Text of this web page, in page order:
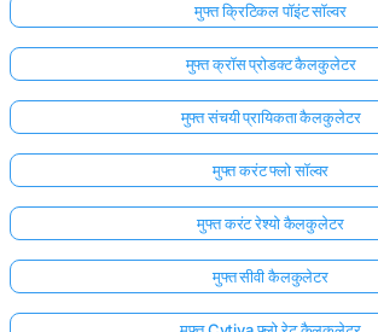
मुफ्त क्रिटिकल पॉइंट सॉल्वर
मुफ्त क्रॉस प्रोडक्ट कैलकुलेटर
मुफ्त संचयी प्रायिकता कैलकुलेटर
मुफ्त करंट फ्लो सॉल्वर
मुफ्त करंट रेश्यो कैलकुलेटर
मुफ्त सीवी कैलकुलेटर